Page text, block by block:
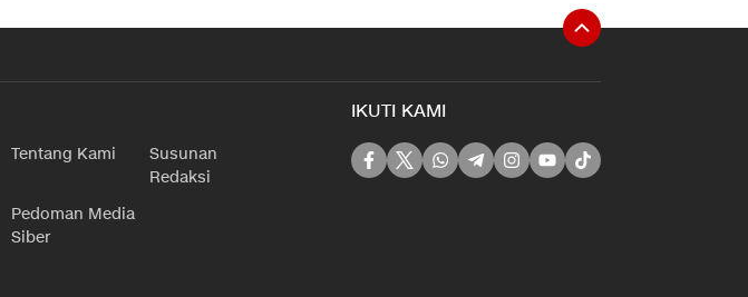
Tentang Kami
Susunan
Redaksi
Pedoman Media
Siber
IKUTI KAMI